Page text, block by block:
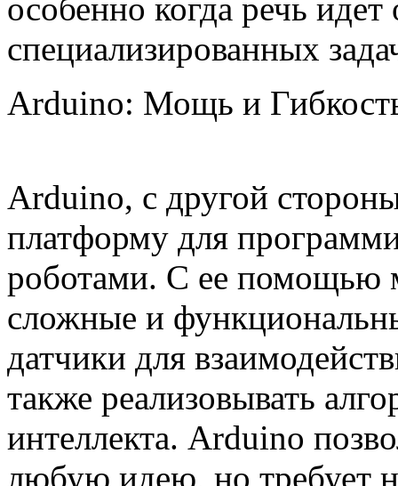
особенно когда речь
специализированных
Arduino: Мощь и
Arduino, с другой
платформу для
роботами. С ее помощью
сложные и
датчики для
также реализовывать
интеллекта. Arduino
любую идею, но требует